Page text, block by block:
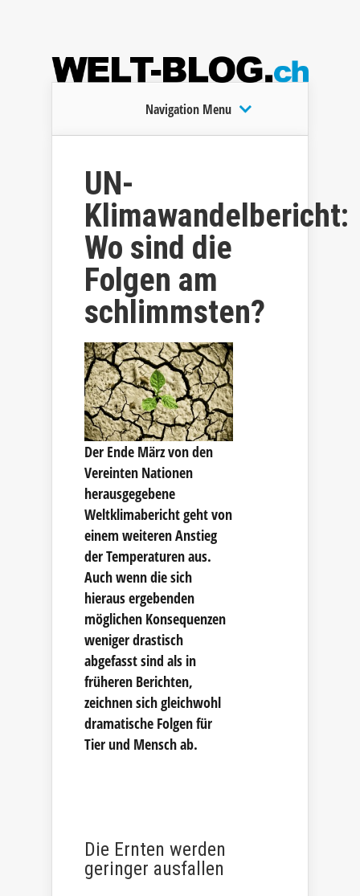
Navigation Menu
UN-
Klimawandelbericht:
Wo sind die
Folgen am
schlimmsten?
Der Ende März von den
Vereinten Nationen
herausgegebene
Weltklimabericht geht von
einem weiteren Anstieg
der Temperaturen aus.
Auch wenn die sich
hieraus ergebenden
möglichen Konsequenzen
weniger drastisch
abgefasst sind als in
früheren Berichten,
zeichnen sich gleichwohl
dramatische Folgen für
Tier und Mensch ab.
Die Ernten werden
geringer ausfallen